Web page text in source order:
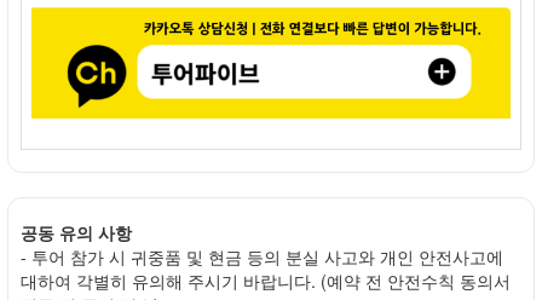
공동 유의 사항
- 투어 참가 시 귀중품 및 현금 등의 분실 사고와 개인 안전사고에
대하여 각별히 유의해 주시기 바랍니다. (예약 전 안전수칙 동의서